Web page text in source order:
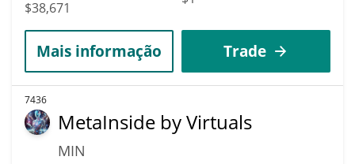
$38,671
Mais informação Trade
7436
MetaInside by Virtuals
MIN